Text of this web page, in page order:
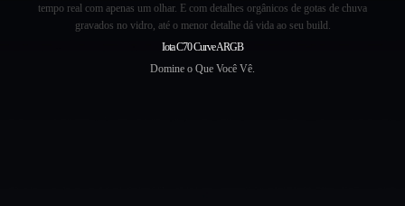
tempo real com apenas um olhar. E com detalhes orgânicos de gotas de chuva
gravados no vidro, até o menor detalhe dá vida ao seu build.
Iota C70 Curve ARGB
Domine o Que Você Vê.